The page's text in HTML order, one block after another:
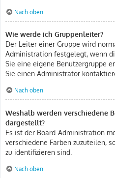
Nach oben
Wie werde ich Gruppenleiter?
Der Leiter einer Gruppe wird
Administration festgelegt, wenn
Sie eine eigene Benutzergruppe
Sie einen Administrator
Nach oben
Weshalb werden verschiedene
dargestellt?
Es ist der Board-Administration
verschiedene Farben zuzuteilen,
zu identifizieren sind.
Nach oben